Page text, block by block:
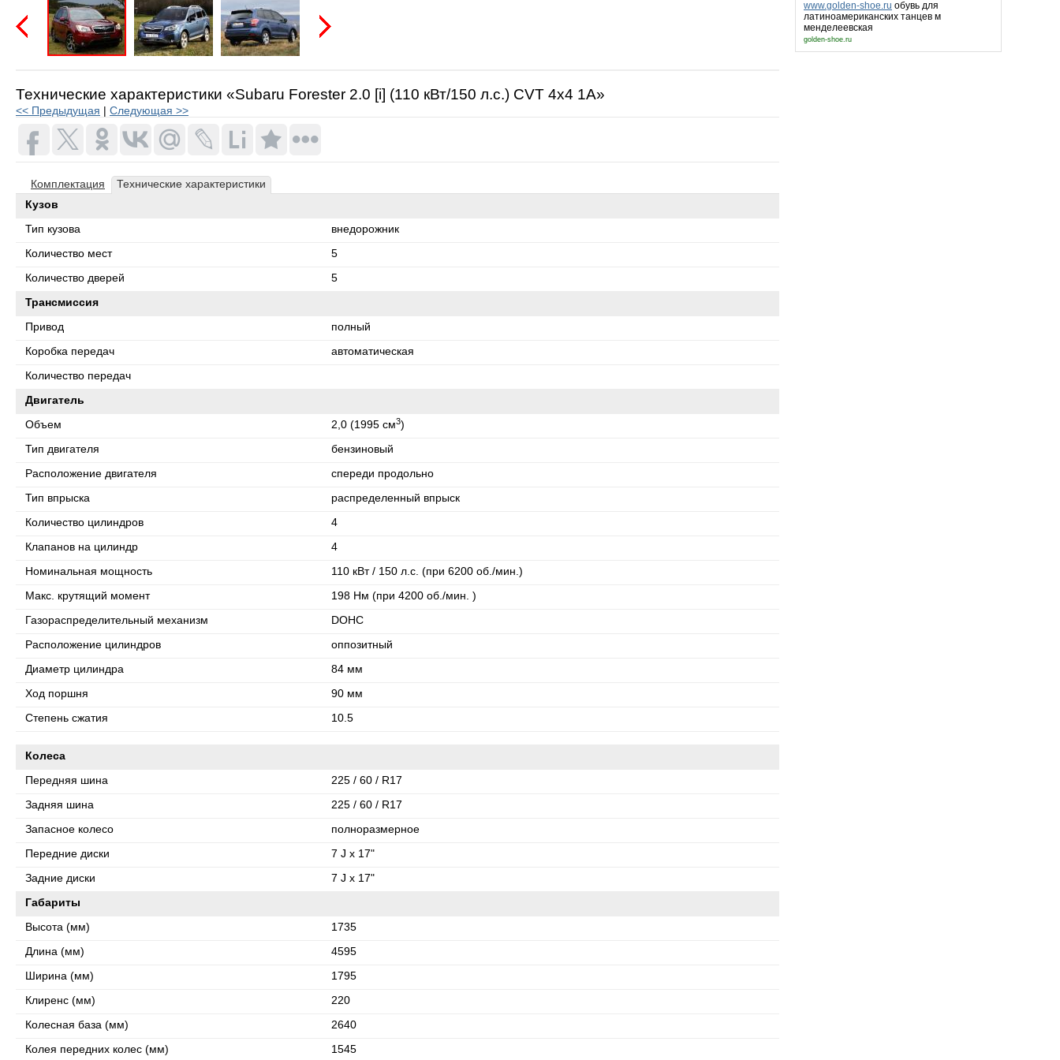
Технические характеристики «Subaru Forester 2.0 [i] (110 кВт/150 л.с.) CVT 4x4 1A»
<< Предыдущая Следующая >>
Комплектация
Технические характеристики
Кузов
Тип кузова внедорожник
Количество мест 5
Количество дверей 5
Трансмиссия
Привод полный
Коробка передач автоматическая
Количество передач
Двигатель
Объем 2,0 (1995 см3)
Тип двигателя бензиновый
Расположение двигателя спереди продольно
Тип впрыска распределенный впрыск
Количество цилиндров 4
Клапанов на цилиндр 4
Номинальная мощность 110 кВт / 150 л.с. (при 6200 об./мин.)
Макс. крутящий момент 198 Нм (при 4200 об./мин. )
Газораспределительный механизм DOHC
Расположение цилиндров оппозитный
Диаметр цилиндра 84 мм
Ход поршня 90 мм
Степень сжатия 10.5
Колеса
Передняя шина 225 / 60 / R17
Задняя шина 225 / 60 / R17
Запасное колесо полноразмерное
Передние диски 7 J x 17"
Задние диски 7 J x 17"
Габариты
Высота (мм) 1735
Длина (мм) 4595
Ширина (мм) 1795
Клиренс (мм) 220
Колесная база (мм) 2640
Колея передних колес (мм) 1545
www.golden-shoe.ru обувь для
латиноамериканских танцев м
менделеевская
golden-shoe.ru